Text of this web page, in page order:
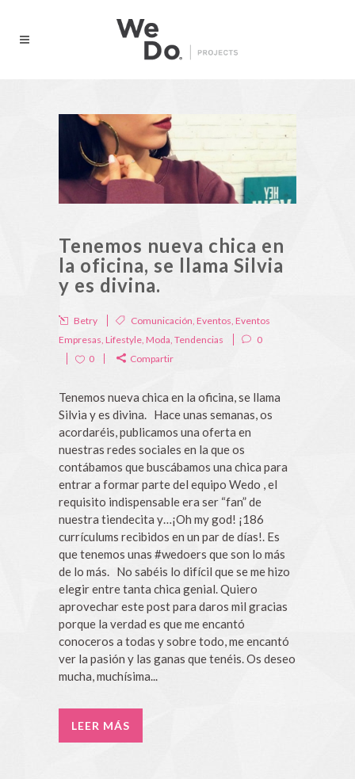
Tenemos nueva chica en
la oficina, se llama Silvia
y es divina.
Betry Comunicación Eventos Eventos
Empresas Lifestyle Moda Tendencias
0
0
Compartir
Tenemos nueva chica en la oficina, se llama
Silvia y es divina. Hace unas semanas, os
acordaréis, publicamos una oferta en
nuestras redes sociales en la que os
contábamos que buscábamos una chica para
entrar a formar parte del equipo Wedo , el
requisito indispensable era ser “fan” de
nuestra tiendecita y…¡Oh my god! ¡186
currículums recibidos en un par de días!. Es
que tenemos unas #wedoers que son lo más
de lo más. No sabéis lo difícil que se me hizo
elegir entre tanta chica genial. Quiero
aprovechar este post para daros mil gracias
porque la verdad es que me encantó
conoceros a todas y sobre todo, me encantó
ver la pasión y las ganas que tenéis. Os deseo
mucha, muchísima...
LEER MÁS